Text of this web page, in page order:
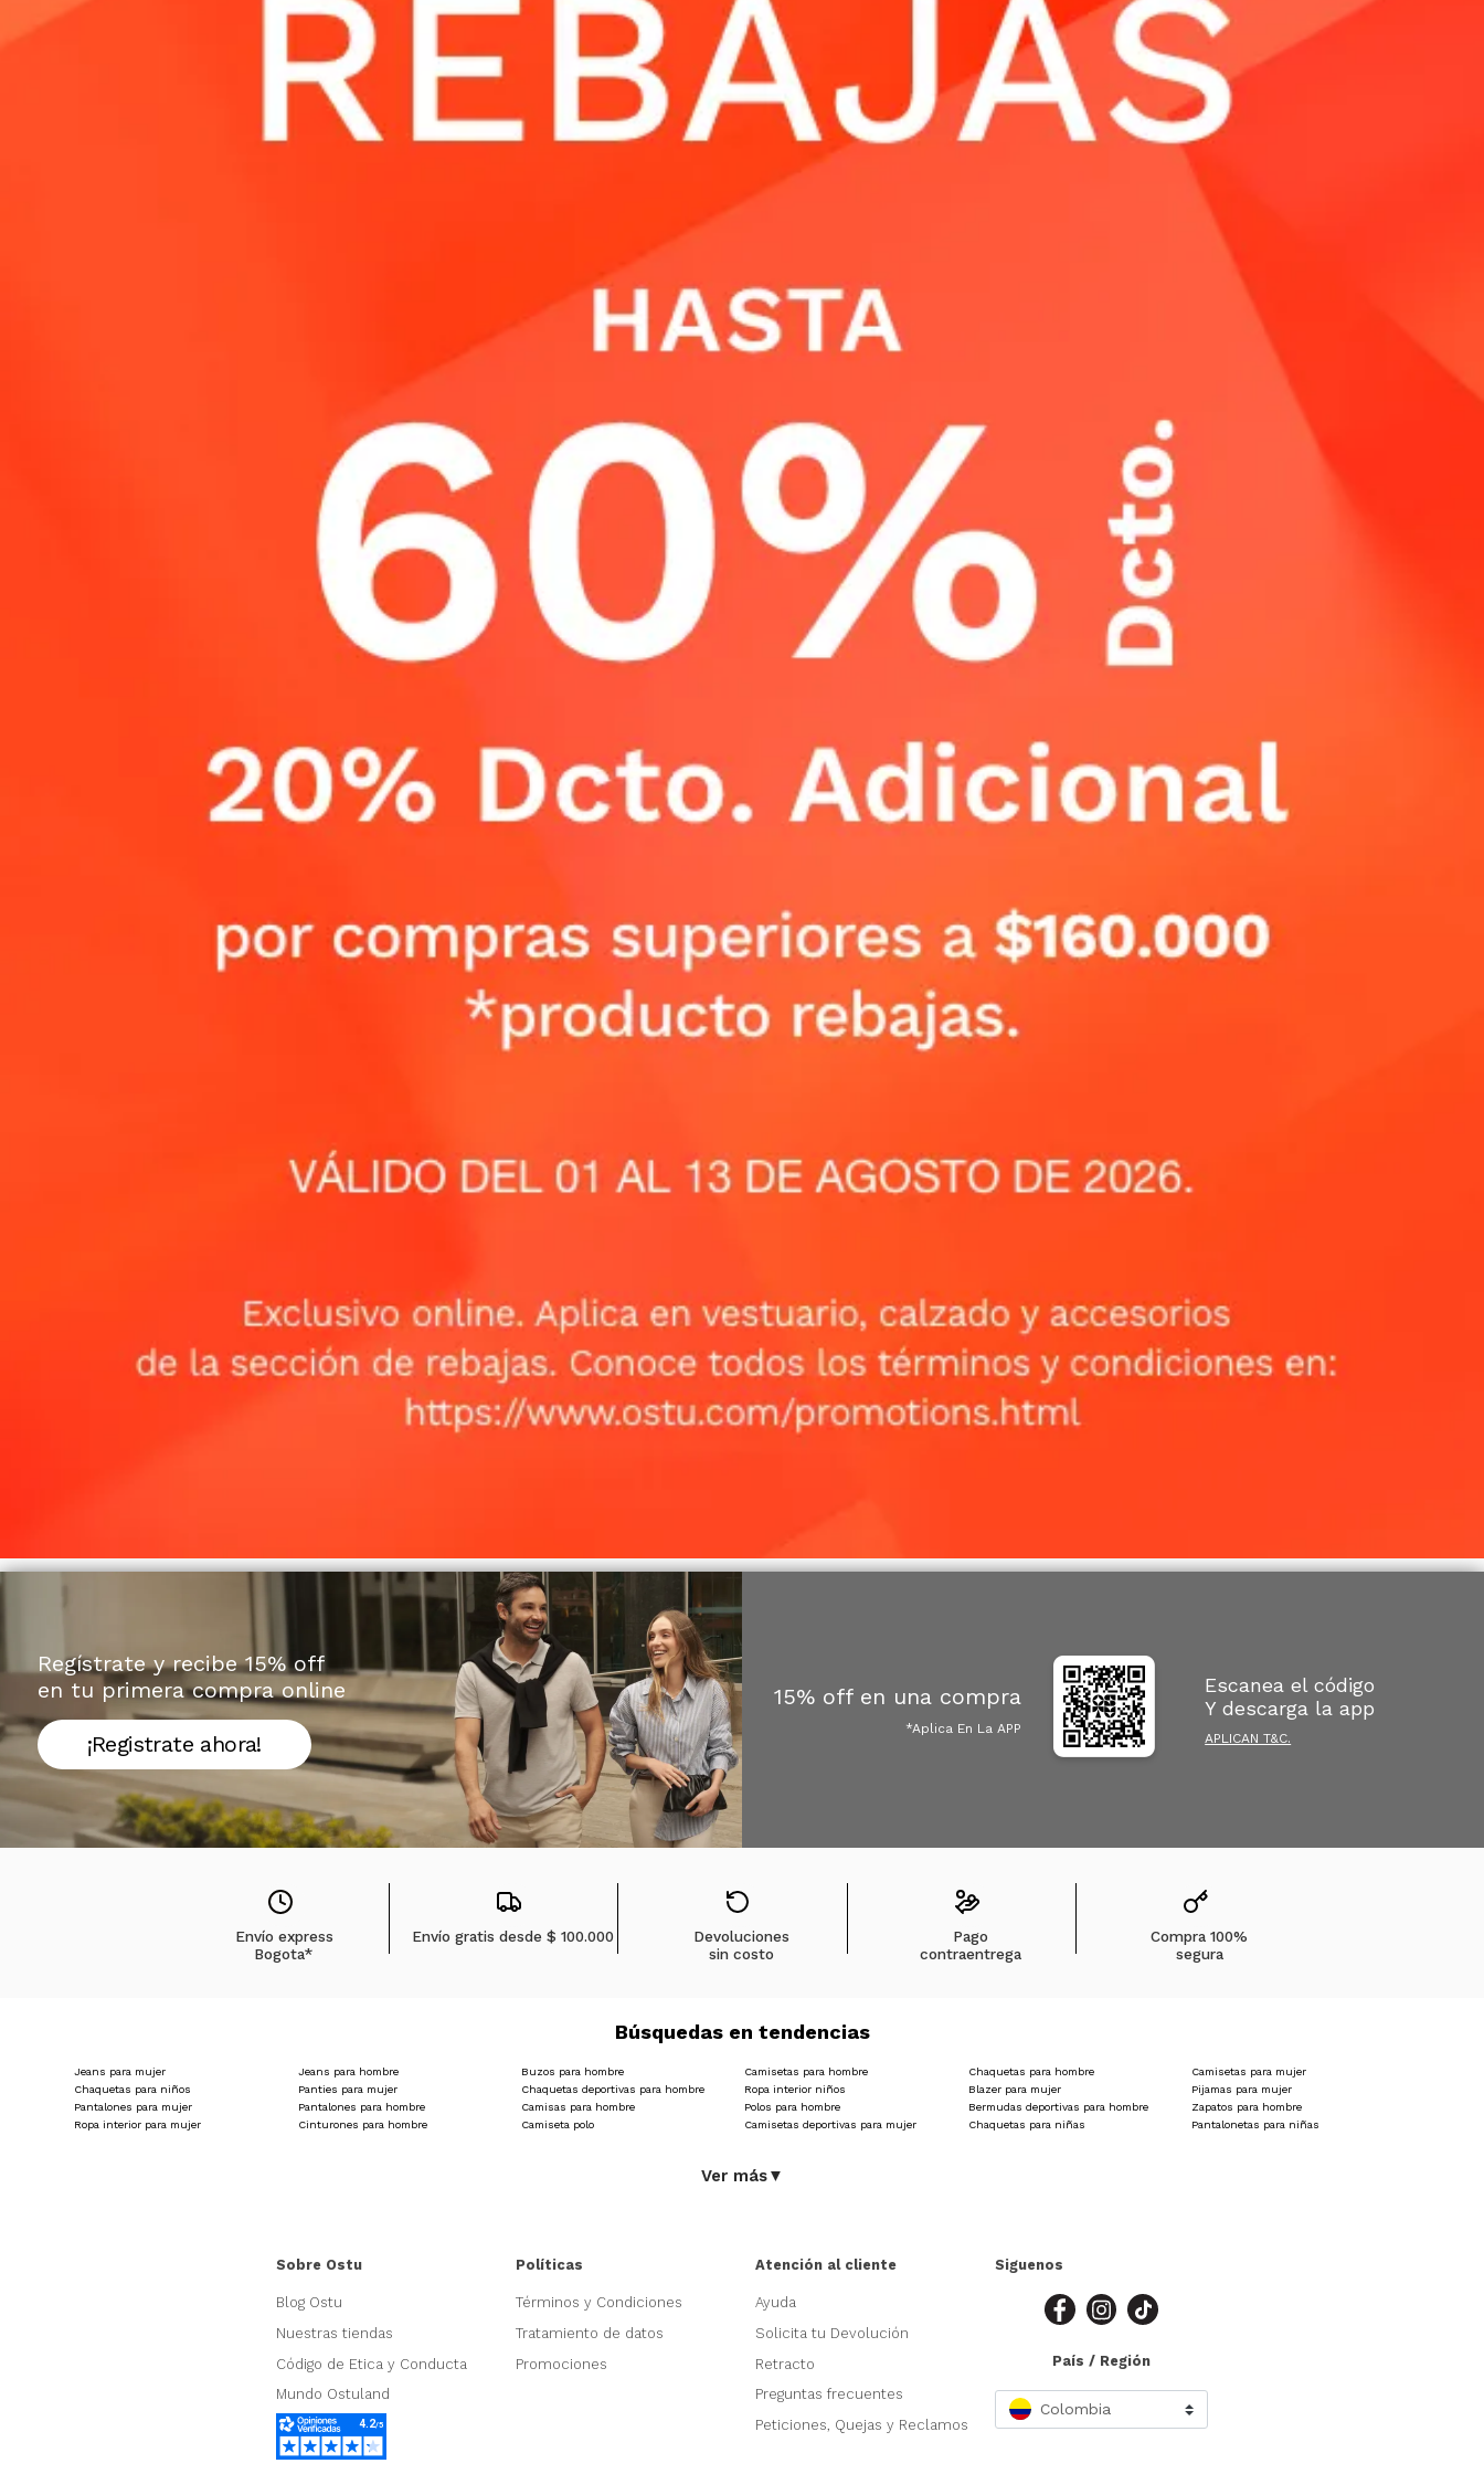
Regístrate y recibe 15% off
en tu primera compra online
¡Registrate ahora!
15% off en una compra
*Aplica En La APP
Escanea el código
Y descarga la app
APLICAN T&C.
Envío express
Bogota*
Envío gratis desde $ 100.000
Devoluciones
sin costo
Pago
contraentrega
Compra 100%
segura
Búsquedas en tendencias
Jeans para mujer Jeans para hombre Buzos para hombre Camisetas para hombre Chaquetas para hombre
Camisetas para mujer
Chaquetas para niños
Panties para mujer Chaquetas deportivas para hombre Ropa interior niños Blazer para mujer
Pijamas para mujer
Pantalones para mujer
Pantalones para hombre Camisas para hombre Polos para hombre Bermudas deportivas para hombre
Zapatos para hombre
Ropa interior para mujer
Cinturones para hombre Camiseta polo Camisetas deportivas para mujer Chaquetas para niñas Pantalonetas para niñas
Ver más▼
Sobre Ostu
Blog Ostu
Nuestras tiendas
Código de Etica y Conducta
Mundo Ostuland
Políticas
Términos y Condiciones
Tratamiento de datos
Promociones
Atención al cliente
Ayuda
Solicita tu Devolución
Retracto
Preguntas frecuentes
Peticiones, Quejas y Reclamos
Siguenos
País / Región
Colombia